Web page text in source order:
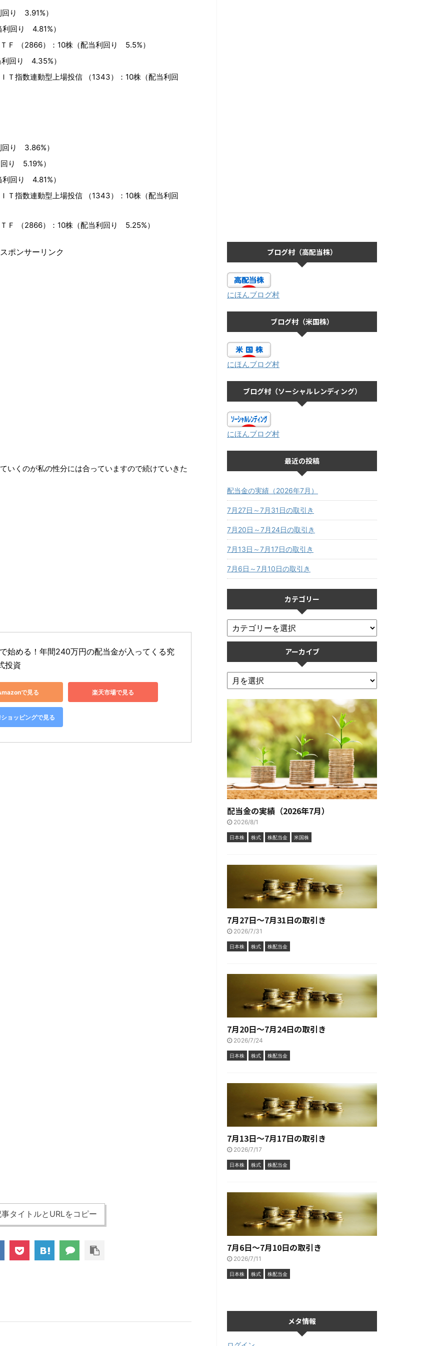
り 3.91%）
回り 4.81%）
（2866）
：10株（配当利回り 5.5%）
回り 4.35%）
指数連動型上場投信 （1343）：10株（配当利回
回り 3.86%）
り 5.19%）
回り 4.81%）
指数連動型上場投信 （1343）：10株（配当利回
（2866） ：10株（配当利回り 5.25%）
スポンサーリンク
いくのが私の性分には合っていますので続けていきた
始める！年間240万円の配当金が入ってくる究
投資
で見る 楽天市場で見る
ョッピングで見る
タイトルとURLをコピー
ブログ村（高配当株）
にほんブログ村
ブログ村（米国株）
にほんブログ村
ブログ村（ソーシャルレンディング）
にほんブログ村
最近の投稿
配当金の実績（2026年7月）
7月27日～7月31日の取引き
7月20日～7月24日の取引き
7月13日～7月17日の取引き
7月6日～7月10日の取引き
カテゴリー
アーカイブ
配当金の実績（2026年7月）
2026/8/1
日本株 株式 株配当金 米国株
7月27日～7月31日の取引き
2026/7/31
日本株 株式 株配当金
7月20日～7月24日の取引き
2026/7/24
日本株 株式 株配当金
7月13日～7月17日の取引き
2026/7/17
日本株 株式 株配当金
7月6日～7月10日の取引き
2026/7/11
日本株 株式 株配当金
メタ情報